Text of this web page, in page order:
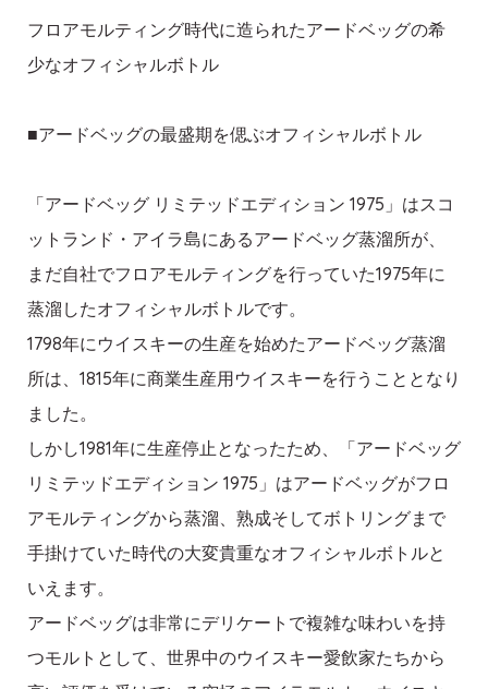
フロアモルティング時代に造られたアードベッグの希
少なオフィシャルボトル
■アードベッグの最盛期を偲ぶオフィシャルボトル
「アードベッグ リミテッドエディション 1975」はスコ
ットランド・アイラ島にあるアードベッグ蒸溜所が、
まだ自社でフロアモルティングを行っていた1975年に
蒸溜したオフィシャルボトルです。
1798年にウイスキーの生産を始めたアードベッグ蒸溜
所は、1815年に商業生産用ウイスキーを行うこととなり
ました。
しかし1981年に生産停止となったため、「アードベッグ
リミテッドエディション 1975」はアードベッグがフロ
アモルティングから蒸溜、熟成そしてボトリングまで
手掛けていた時代の大変貴重なオフィシャルボトルと
いえます。
アードベッグは非常にデリケートで複雑な味わいを持
つモルトとして、世界中のウイスキー愛飲家たちから